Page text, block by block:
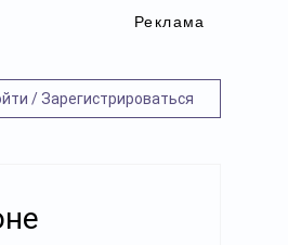
Реклама
/ Зарегистрироваться